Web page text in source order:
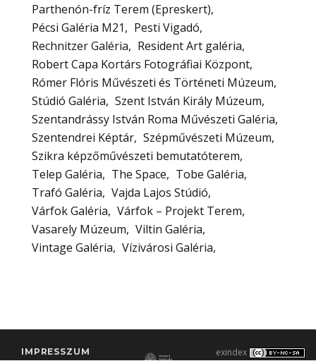
Parthenón-fríz Terem (Epreskert)
Pécsi Galéria M21
Pesti Vigadó
Rechnitzer Galéria
Resident Art galéria
Robert Capa Kortárs Fotográfiai Központ
Rómer Flóris Művészeti és Történeti Múzeum
Stúdió Galéria
Szent István Király Múzeum
Szentandrássy István Roma Művészeti Galéria
Szentendrei Képtár Szépművészeti Múzeum
Szikra képzőművészeti bemutatóterem
Telep Galéria
The Space
Tobe Galéria
Trafó Galéria
Vajda Lajos Stúdió
Várfok Galéria
Várfok – Projekt Terem
Vasarely Múzeum
Viltin Galéria
Vintage Galéria
Vízivárosi Galéria
IMPRESSZUM
exindex